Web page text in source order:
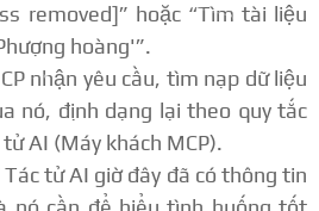
removed]” hoặc “Tìm tài liệu
hoàng'”.
nhận yêu cầu, tìm nạp dữ liệu
nó, định dạng lại theo quy tắc
AI (Máy khách MCP).
Tác tử AI giờ đây đã có thông tin